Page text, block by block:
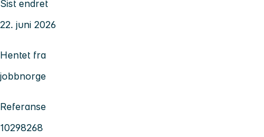
Sist endret
22. juni 2026
Hentet fra
jobbnorge
Referanse
10298268